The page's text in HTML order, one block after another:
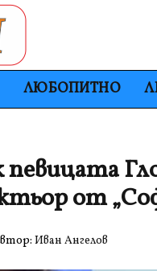
ЛЮБОПИТНО
от
Иван Ангелов